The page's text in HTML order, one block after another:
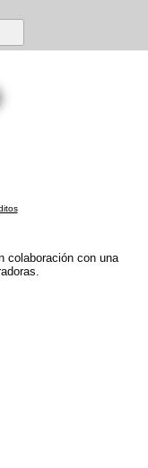
colaboración con una